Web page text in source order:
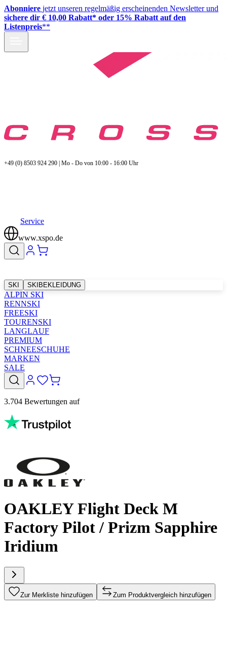
Abonniere jetzt unseren regelmäßig erscheinenden Newsletter und
sichere dir € 10,00 Rabatt* oder 15% Rabatt auf den
Listenpreis**
+49 (0) 8503 924 290 | Mo - Do von 10:00 - 16:00 Uhr
Service
www.xspo.de
SKI SKIBEKLEIDUNG
ALPIN SKI
RENNSKI
FREESKI
TOURENSKI
LANGLAUF
PREMIUM
SCHNEESCHUHE
MARKEN
SALE
3.704 Bewertungen auf
OAKLEY Flight Deck M
Factory Pilot / Prizm Sapphire
Iridium
Zur Merkliste hinzufügen Zum Produktvergleich hinzufügen